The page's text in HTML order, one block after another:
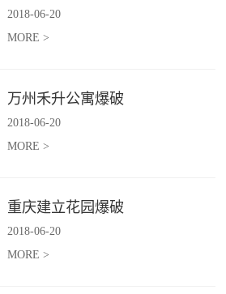
2018-06-20
MORE >
万州禾升公寓爆破
2018-06-20
MORE >
重庆建立花园爆破
2018-06-20
MORE >